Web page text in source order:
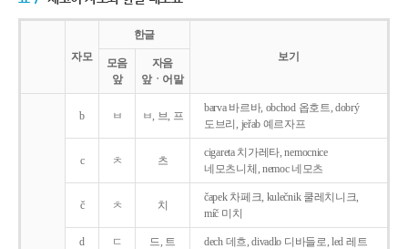
자모
한글
보기
모음
앞
자음
앞ㆍ어말
b ㅂ ㅂ, 브, 프
barva 바르바, obchod 옵호트, dobrý
도브리, jeřab 예르자프
c ㅊ 츠
cigareta 치가레타, nemocnice
네모츠니체, nemoc 네모츠
č ㅊ 치
čapek 차페크, kulečnik 쿨레치니크,
míč 미치
d ㄷ 드, 트 dech 데흐, divadlo 디바들로, led 레트